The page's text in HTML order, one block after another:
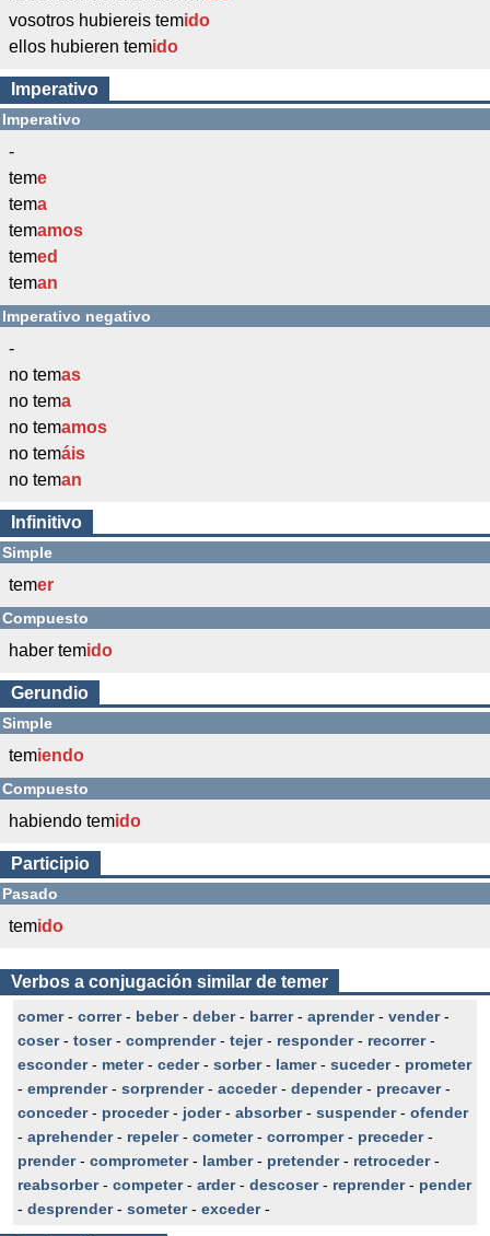
vosotros hubiereis temido
ellos hubieren temido
Imperativo
Imperativo
-
teme
tema
temamos
temed
teman
Imperativo negativo
-
no temas
no tema
no temamos
no temáis
no teman
Infinitivo
Simple
temer
Compuesto
haber temido
Gerundio
Simple
temiendo
Compuesto
habiendo temido
Participio
Pasado
temido
Verbos a conjugación similar de temer
comer- correr- beber- deber- barrer- aprender- vender-
coser- toser- comprender- tejer- responder- recorrer-
esconder- meter- ceder- sorber- lamer- suceder- prometer
- emprender- sorprender- acceder- depender- precaver-
conceder- proceder- joder- absorber- suspender- ofender
- aprehender- repeler- cometer- corromper- preceder-
prender- comprometer- lamber- pretender- retroceder-
reabsorber- competer- arder- descoser- reprender- pender
- desprender- someter- exceder-